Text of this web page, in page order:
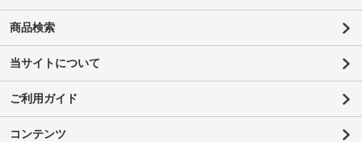
商品検索
当サイトについて
ご利用ガイド
コンテンツ